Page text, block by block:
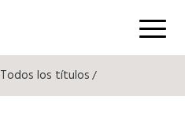
Menú
Todos los títulos/